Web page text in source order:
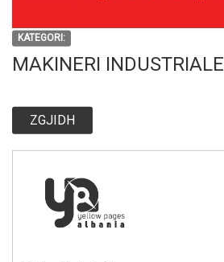
KATEGORI:
MAKINERI INDUSTRIALE
ZGJIDH